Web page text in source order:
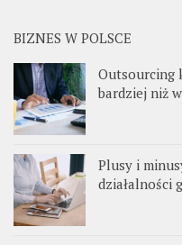
BIZNES W POLSCE
Outsourcing
bardziej niż
Plusy i
działalności